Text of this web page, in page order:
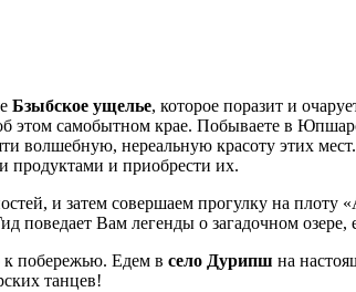
Бзыбское ущелье, которое поразит и
этом самобытном крае. Побываете в
волшебную, нереальную красоту этих
продуктами и приобрести их.
и затем совершаем прогулку на плоту
поведает Вам легенды о загадочном
побережью. Едем в село Дурипш на
танцев!